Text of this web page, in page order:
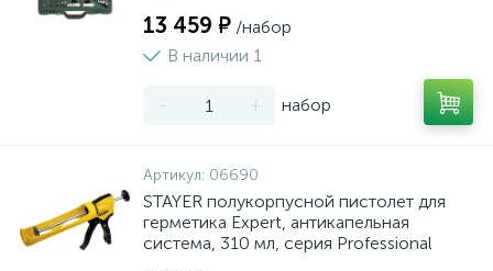
13 459 ₽ /набор
В наличии 1
- + набор
Артикул: 06690
STAYER полукорпусной пистолет для
герметика Expert, антикапельная
система, 310 мл, серия Professional